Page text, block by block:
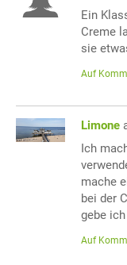
Ein
Creme
sie
Auf
Limone
Ich
mache
bei der
gebe
Auf